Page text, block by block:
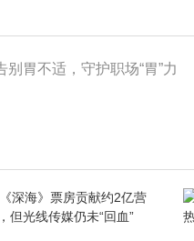
胃不适，守护职场“胃”力